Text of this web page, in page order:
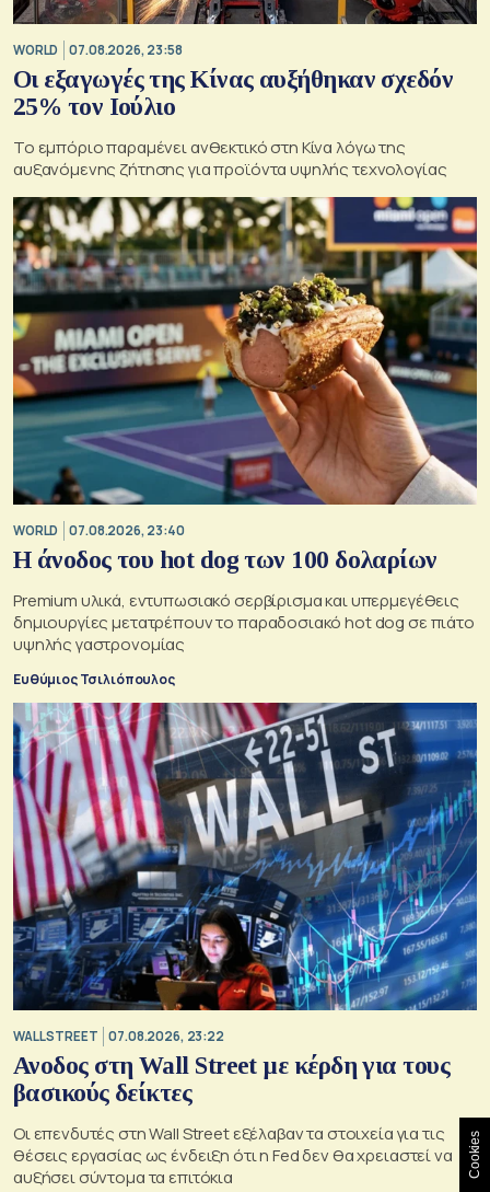
WORLD 07.08.2026, 23:58
Οι εξαγωγές της Κίνας αυξήθηκαν σχεδόν
25% τον Ιούλιο
Το εμπόριο παραμένει ανθεκτικό στη Κίνα λόγω της
αυξανόμενης ζήτησης για προϊόντα υψηλής τεχνολογίας
WORLD 07.08.2026, 23:40
Η άνοδος του hot dog των 100 δολαρίων
Premium υλικά, εντυπωσιακό σερβίρισμα και υπερμεγέθεις
δημιουργίες μετατρέπουν το παραδοσιακό hot dog σε πιάτο
υψηλής γαστρονομίας
Ευθύμιος Τσιλιόπουλος
WALL STREET 07.08.2026, 23:22
Ανοδος στη Wall Street με κέρδη για τους
βασικούς δείκτες
Οι επενδυτές στη Wall Street εξέλαβαν τα στοιχεία για τις
θέσεις εργασίας ως ένδειξη ότι η Fed δεν θα χρειαστεί να
αυξήσει σύντομα τα επιτόκια
Cookies